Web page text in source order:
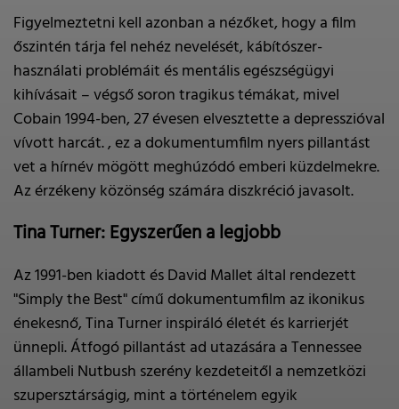
Figyelmeztetni kell azonban a nézőket, hogy a film
őszintén tárja fel nehéz nevelését, kábítószer-
használati problémáit és mentális egészségügyi
kihívásait – végső soron tragikus témákat, mivel
Cobain 1994-ben, 27 évesen elvesztette a depresszióval
vívott harcát. , ez a dokumentumfilm nyers pillantást
vet a hírnév mögött meghúzódó emberi küzdelmekre.
Az érzékeny közönség számára diszkréció javasolt.
Tina Turner: Egyszerűen a legjobb
Az 1991-ben kiadott és David Mallet által rendezett
"Simply the Best" című dokumentumfilm az ikonikus
énekesnő, Tina Turner inspiráló életét és karrierjét
ünnepli. Átfogó pillantást ad utazására a Tennessee
állambeli Nutbush szerény kezdeteitől a nemzetközi
szupersztárságig, mint a történelem egyik